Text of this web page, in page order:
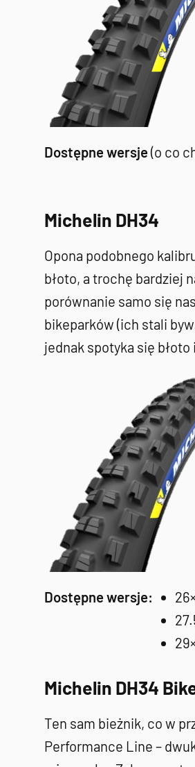
Dostępne wersje(o co
Michelin DH34
Opona podobnego
błoto, a trochę bardziej
porównanie samo się
bikeparków (ich stali
jednak spotyka się
Dostępne wersje:
Michelin DH34
Ten sam bieżnik, co w
Performance Line –